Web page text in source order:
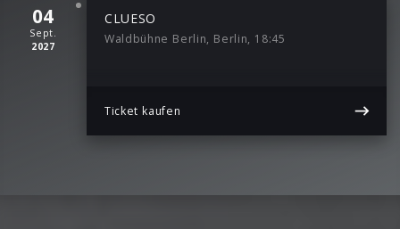
04
Sept.
2027
CLUESO
Waldbühne Berlin, Berlin, 18:45
Ticket kaufen